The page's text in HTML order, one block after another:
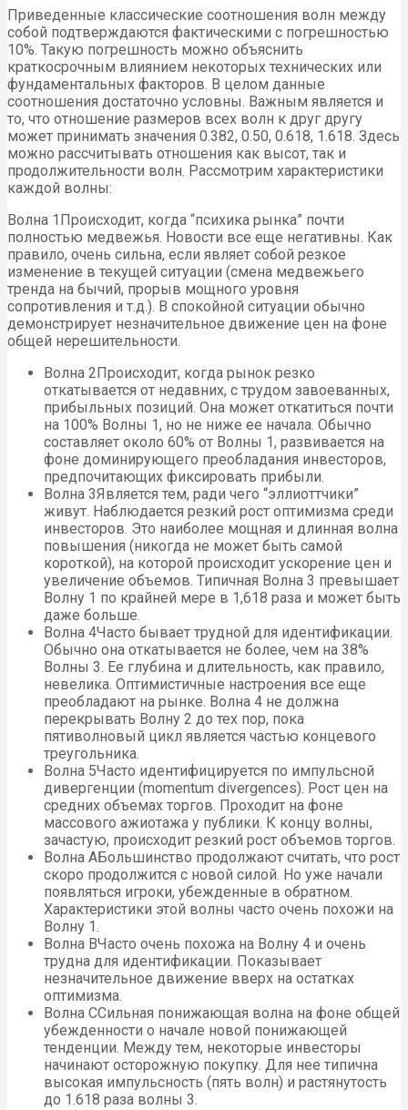
Приведенные классические соотношения волн между
собой подтверждаются фактическими с погрешностью
10%. Такую погрешность можно объяснить
краткосрочным влиянием некоторых технических или
фундаментальных факторов. В целом данные
соотношения достаточно условны. Важным является и
то, что отношение размеров всех волн к друг другу
может принимать значения 0.382, 0.50, 0.618, 1.618. Здесь
можно рассчитывать отношения как высот, так и
продолжительности волн. Рассмотрим характеристики
каждой волны:
Волна 1Происходит, когда “психика рынка” почти
полностью медвежья. Новости все еще негативны. Как
правило, очень сильна, если являет собой резкое
изменение в текущей ситуации (смена медвежьего
тренда на бычий, прорыв мощного уровня
сопротивления и т.д.). В спокойной ситуации обычно
демонстрирует незначительное движение цен на фоне
общей нерешительности.
Волна 2Происходит, когда рынок резко
откатывается от недавних, с трудом завоеванных,
прибыльных позиций. Она может откатиться почти
на 100% Волны 1, но не ниже ее начала. Обычно
составляет около 60% от Волны 1, развивается на
фоне доминирующего преобладания инвесторов,
предпочитающих фиксировать прибыли.
Волна 3Является тем, ради чего “эллиоттчики”
живут. Наблюдается резкий рост оптимизма среди
инвесторов. Это наиболее мощная и длинная волна
повышения (никогда не может быть самой
короткой), на которой происходит ускорение цен и
увеличение объемов. Типичная Волна 3 превышает
Волну 1 по крайней мере в 1,618 раза и может быть
даже больше.
Волна 4Часто бывает трудной для идентификации.
Обычно она откатывается не более, чем на 38%
Волны 3. Ее глубина и длительность, как правило,
невелика. Оптимистичные настроения все еще
преобладают на рынке. Волна 4 не должна
перекрывать Волну 2 до тех пор, пока
пятиволновый цикл является частью концевого
треугольника.
Волна 5Часто идентифицируется по импульсной
дивергенции (momentum divergences). Рост цен на
средних объемах торгов. Проходит на фоне
массового ажиотажа у публики. К концу волны,
зачастую, происходит резкий рост объемов торгов.
Волна AБольшинство продолжают считать, что рост
скоро продолжится с новой силой. Но уже начали
появляться игроки, убежденные в обратном.
Характеристики этой волны часто очень похожи на
Волну 1.
Волна BЧасто очень похожа на Волну 4 и очень
трудна для идентификации. Показывает
незначительное движение вверх на остатках
оптимизма.
Волна CСильная понижающая волна на фоне общей
убежденности о начале новой понижающей
тенденции. Между тем, некоторые инвесторы
начинают осторожную покупку. Для нее типична
высокая импульсность (пять волн) и растянутость
до 1.618 раза волны 3.